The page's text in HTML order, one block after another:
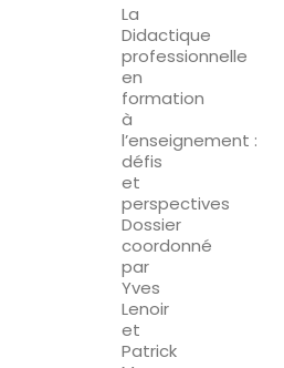
La
Didactique
professionnelle
en
formation
à
l’enseignement :
défis
et
perspectives
Dossier
coordonné
par
Yves
Lenoir
et
Patrick